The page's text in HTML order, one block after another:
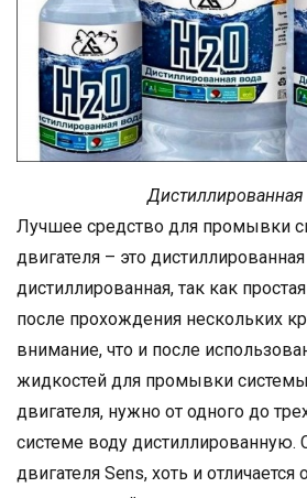
Дистиллированная
Лучшее средство для промывки
двигателя – это
дистиллированная, так как
после прохождения нескольких
внимание, что и после
жидкостей для промывки
двигателя, нужно от одного до
системе воду дистиллированную.
двигателя Sens, хоть и отличается